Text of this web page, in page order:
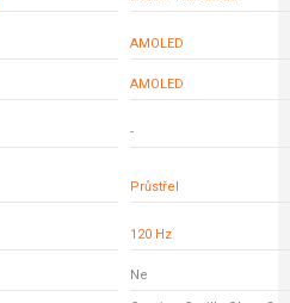
AMOLED
AMOLED
-
Průstřel
120 Hz
Ne